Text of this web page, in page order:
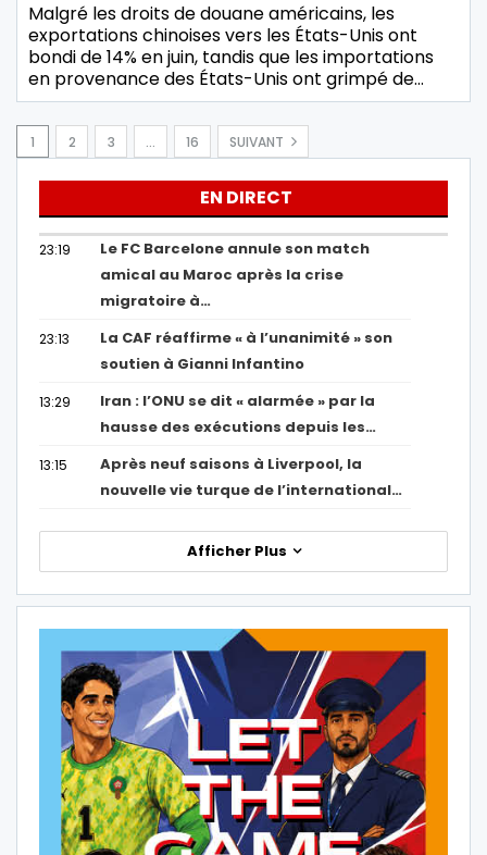
Malgré les droits de douane américains, les
exportations chinoises vers les États-Unis ont
bondi de 14% en juin, tandis que les importations
en provenance des États-Unis ont grimpé de…
1 2 3 … 16 SUIVANT
EN DIRECT
23:19
Le FC Barcelone annule son match
amical au Maroc après la crise
migratoire à…
23:13
La CAF réaffirme « à l’unanimité » son
soutien à Gianni Infantino
13:29
Iran : l’ONU se dit « alarmée » par la
hausse des exécutions depuis les…
13:15
Après neuf saisons à Liverpool, la
nouvelle vie turque de l’international…
Afficher Plus